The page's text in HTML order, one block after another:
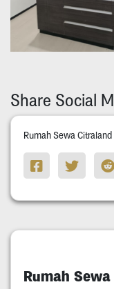
Share Social
Rumah Sewa
Rumah